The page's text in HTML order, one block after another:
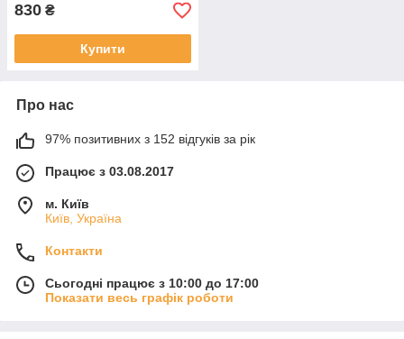
830 ₴
Купити
Про нас
97% позитивних з 152 відгуків за рік
Працює з 03.08.2017
м. Київ
Київ, Україна
Контакти
Сьогодні працює з 10:00 до 17:00
Показати весь графік роботи